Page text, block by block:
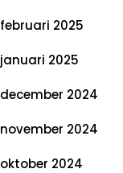
februari 2025
januari 2025
december 2024
november 2024
oktober 2024